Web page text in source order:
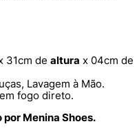
31cm de altura x 04cm de
Lavagem à Mão.
fogo direto.
Menina Shoes.